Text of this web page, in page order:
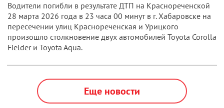
Водители погибли в результате ДТП на Краснореченской
28 марта 2026 года в 23 часа 00 минут в г. Хабаровске на
пересечении улиц Краснореченская и Урицкого
произошло столкновение двух автомобилей Toyota Corolla
Fielder и Toyota Aqua.
Еще новости